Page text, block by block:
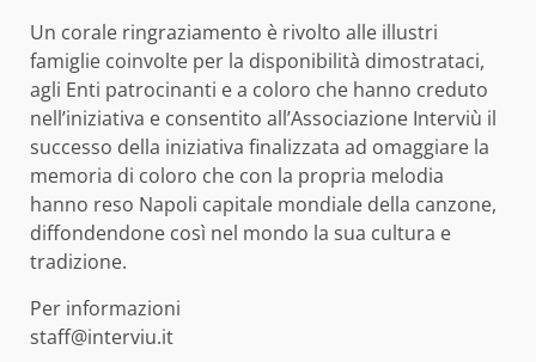
Un corale ringraziamento è rivolto alle illustri
famiglie coinvolte per la disponibilità dimostrataci,
agli Enti patrocinanti e a coloro che hanno creduto
nell’iniziativa e consentito all’Associazione Interviù il
successo della iniziativa finalizzata ad omaggiare la
memoria di coloro che con la propria melodia
hanno reso Napoli capitale mondiale della canzone,
diffondendone così nel mondo la sua cultura e
tradizione.
Per informazioni
staff@interviu.it